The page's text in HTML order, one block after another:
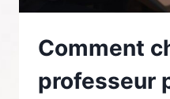
Comment
professeur